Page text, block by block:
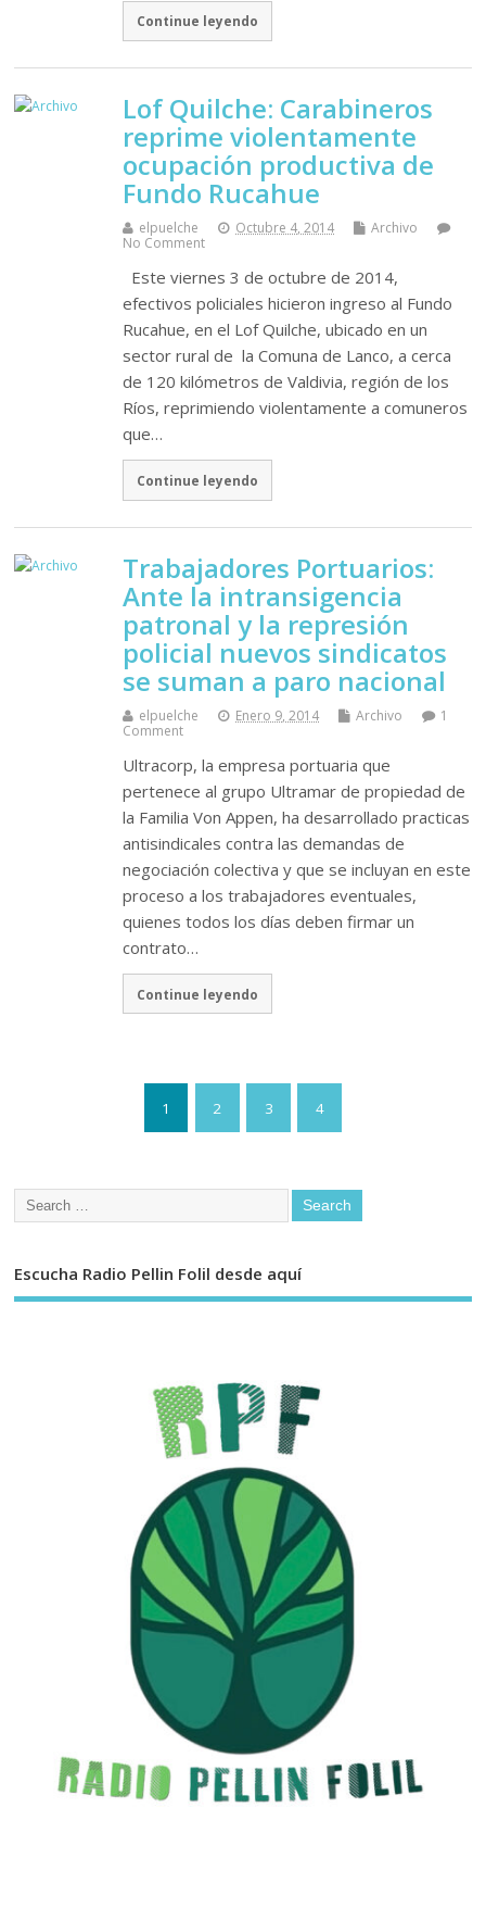
Continue leyendo
Lof Quilche: Carabineros
reprime violentamente
ocupación productiva de
Fundo Rucahue
elpuelche Octubre 4, 2014
Archivo
No Comment
Este viernes 3 de octubre de 2014,
efectivos policiales hicieron ingreso al Fundo
Rucahue, en el Lof Quilche, ubicado en un
sector rural de la Comuna de Lanco, a cerca
de 120 kilómetros de Valdivia, región de los
Ríos, reprimiendo violentamente a comuneros
que…
Continue leyendo
Trabajadores Portuarios:
Ante la intransigencia
patronal y la represión
policial nuevos sindicatos
se suman a paro nacional
elpuelche Enero 9, 2014 Archivo
1
Comment
Ultracorp, la empresa portuaria que
pertenece al grupo Ultramar de propiedad de
la Familia Von Appen, ha desarrollado practicas
antisindicales contra las demandas de
negociación colectiva y que se incluyan en este
proceso a los trabajadores eventuales,
quienes todos los días deben firmar un
contrato…
Continue leyendo
1 2 3 4
Escucha Radio Pellin Folil desde aquí